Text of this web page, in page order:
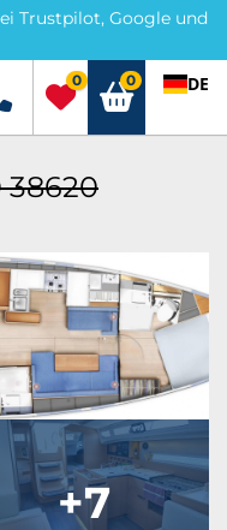
Trustpilot, Google und
+49 5741 3222690
0 0 DE
38620
+7